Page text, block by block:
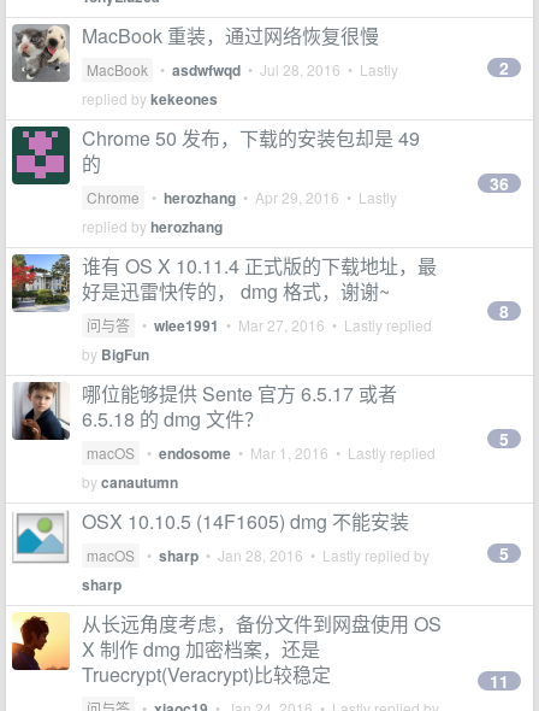
MacBook 重装，通过网络恢复很慢
MacBook • asdwfwqd • Jul 28, 2016 • Lastly
replied bykekeones
2
Chrome 50 发布，下载的安装包却是 49
的
Chrome • herozhang • Apr 29, 2016 • Lastly
replied byherozhang
36
谁有 OS X 10.11.4 正式版的下载地址，最
好是迅雷快传的， dmg 格式，谢谢~
问与答 • wlee1991 • Mar 27, 2016 • Lastly replied
by BigFun
8
哪位能够提供 Sente 官方 6.5.17 或者
6.5.18 的 dmg 文件？
macOS • endosome • Mar 1, 2016 • Lastly replied
bycanautumn
5
OSX 10.10.5 (14F1605) dmg 不能安装
macOS • sharp • Jan 28, 2016 • Lastly replied by
sharp
5
从长远角度考虑，备份文件到网盘使用 OS
X 制作 dmg 加密档案，还是
Truecrypt(Veracrypt)比较稳定
11